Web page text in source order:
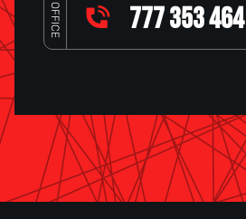
OFFICE 777 353 464